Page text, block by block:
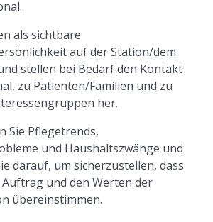
als sichtbare
auf der Station/dem
stellen bei Bedarf den Kontakt
zu Patienten/Familien und zu
her.
Sie Pflegetrends,
und Haushaltszwänge und
darauf, um sicherzustellen, dass
Auftrag und den Werten der
übereinstimmen.